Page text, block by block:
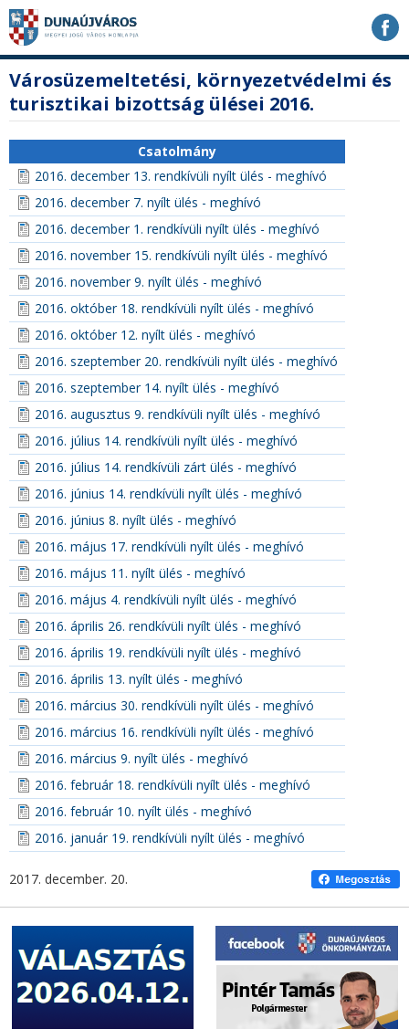
Ugrás
tartalomhoz
Ugrás
navigációhoz
Ugrás
kereséshez
a
honlapon
tartalom
Városüzemeltetési, környezetvédelmi és
turisztikai bizottság ülései 2016.
Csatolmány
2016. december 13. rendkívüli nyílt ülés - meghívó
2016. december 7. nyílt ülés - meghívó
2016. december 1. rendkívüli nyílt ülés - meghívó
2016. november 15. rendkívüli nyílt ülés - meghívó
2016. november 9. nyílt ülés - meghívó
2016. október 18. rendkívüli nyílt ülés - meghívó
2016. október 12. nyílt ülés - meghívó
2016. szeptember 20. rendkívüli nyílt ülés - meghívó
2016. szeptember 14. nyílt ülés - meghívó
2016. augusztus 9. rendkívüli nyílt ülés - meghívó
2016. július 14. rendkívüli nyílt ülés - meghívó
2016. július 14. rendkívüli zárt ülés - meghívó
2016. június 14. rendkívüli nyílt ülés - meghívó
2016. június 8. nyílt ülés - meghívó
2016. május 17. rendkívüli nyílt ülés - meghívó
2016. május 11. nyílt ülés - meghívó
2016. május 4. rendkívüli nyílt ülés - meghívó
2016. április 26. rendkívüli nyílt ülés - meghívó
2016. április 19. rendkívüli nyílt ülés - meghívó
2016. április 13. nyílt ülés - meghívó
2016. március 30. rendkívüli nyílt ülés - meghívó
2016. március 16. rendkívüli nyílt ülés - meghívó
2016. március 9. nyílt ülés - meghívó
2016. február 18. rendkívüli nyílt ülés - meghívó
2016. február 10. nyílt ülés - meghívó
2016. január 19. rendkívüli nyílt ülés - meghívó
2017. december. 20.